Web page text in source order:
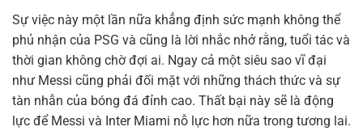
Sự việc này một lần nữa khẳng định sức mạnh không thể
phủ nhận của PSG và cũng là lời nhắc nhở rằng, tuổi tác và
thời gian không chờ đợi ai. Ngay cả một siêu sao vĩ đại
như Messi cũng phải đối mặt với những thách thức và sự
tàn nhẫn của bóng đá đỉnh cao. Thất bại này sẽ là động
lực để Messi và Inter Miami nỗ lực hơn nữa trong tương lai.